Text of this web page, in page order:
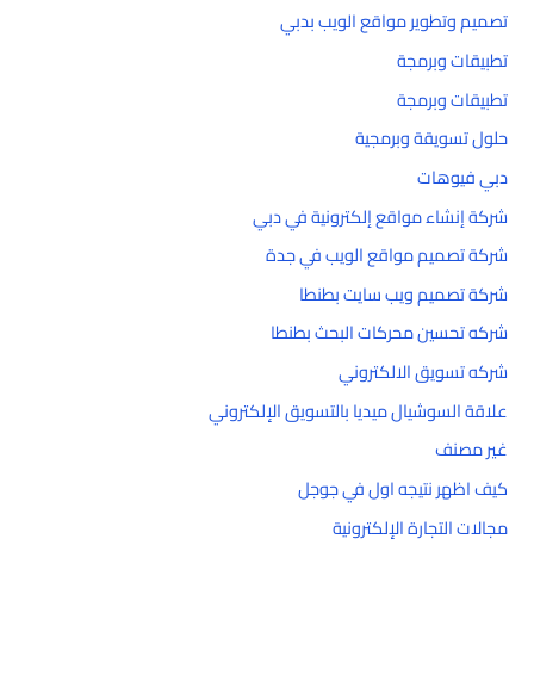
تصميم وتطوير مواقع الويب بدبي
تطبيقات وبرمجة
تطبيقات وبرمجة
حلول تسويقة وبرمجية
دبي فيوهات
شركة إنشاء مواقع إلكترونية في دبي
شركة تصميم مواقع الويب في جدة
شركة تصميم ويب سايت بطنطا
شركه تحسين محركات البحث بطنطا
شركه تسويق الالكتروني
علاقة السوشيال ميديا بالتسويق الإلكتروني
غير مصنف
كيف اظهر نتيجه اول في جوجل
مجالات التجارة الإلكترونية